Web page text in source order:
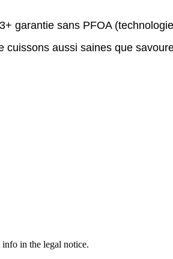
garantie sans PFOA
aussi saines que
info in the legal notice.